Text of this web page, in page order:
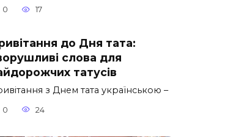
0 17
до Дня тата:
слова для
татусів
з Днем тата українською –
0 24